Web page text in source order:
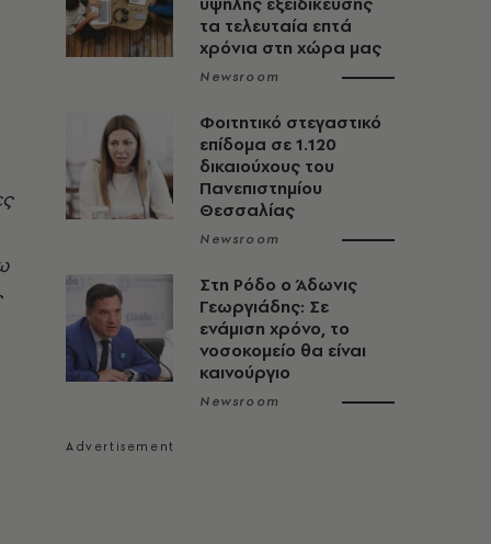
τα τελευταία επτά
χρόνια στη χώρα μας
Newsroom
Φοιτητικό στεγαστικό
επίδομα σε 1.120
δικαιούχους του
Πανεπιστημίου
Θεσσαλίας
Newsroom
Στη Ρόδο ο Άδωνις
Γεωργιάδης: Σε
ενάμιση χρόνο, το
νοσοκομείο θα είναι
καινούργιο
Newsroom